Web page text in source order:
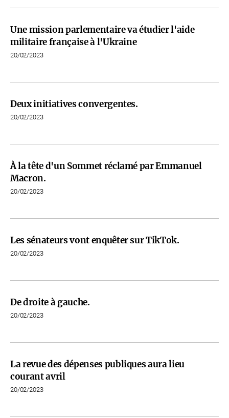
Une mission parlementaire va étudier l'aide
militaire française à l'Ukraine
20/02/2023
Deux initiatives convergentes.
20/02/2023
À la tête d'un Sommet réclamé par Emmanuel
Macron.
20/02/2023
Les sénateurs vont enquêter sur TikTok.
20/02/2023
De droite à gauche.
20/02/2023
La revue des dépenses publiques aura lieu
courant avril
20/02/2023